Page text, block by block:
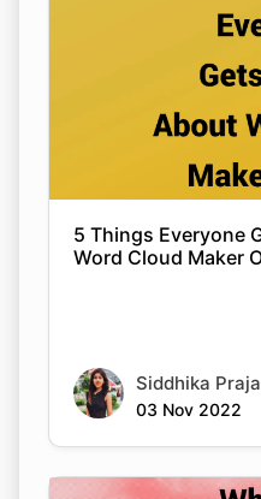
5 Things Everyone
Word Cloud Maker
Siddhika
03 Nov 2022